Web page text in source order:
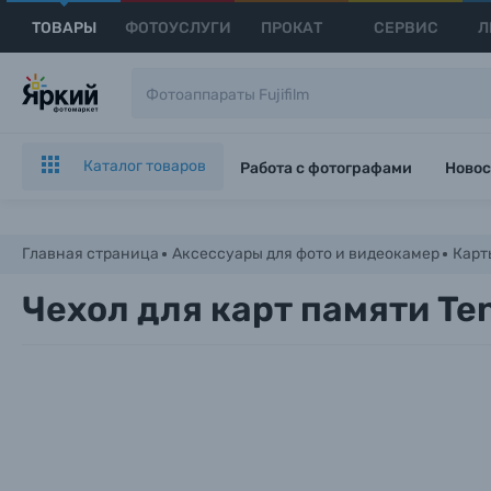
ТОВАРЫ ФОТОУСЛУГИ ПРОКАТ СЕРВИС
Каталог товаров Работа с фотографами
Главная страница Аксессуары для фото и видеокамер
Чехол для карт памяти